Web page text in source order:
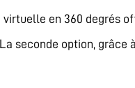
en 360 degrés
option, grâce